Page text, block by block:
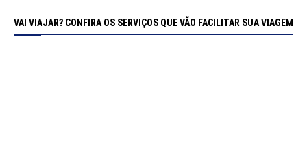
VAI VIAJAR? CONFIRA OS SERVIÇOS QUE VÃO FACILITAR SUA VIAGEM